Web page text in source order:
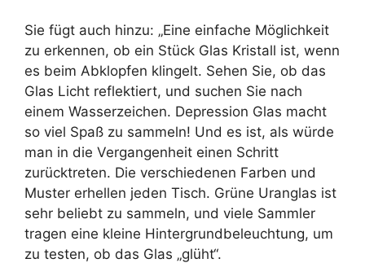
Sie fügt auch hinzu: „Eine einfache Möglichkeit
zu erkennen, ob ein Stück Glas Kristall ist, wenn
es beim Abklopfen klingelt. Sehen Sie, ob das
Glas Licht reflektiert, und suchen Sie nach
einem Wasserzeichen. Depression Glas macht
so viel Spaß zu sammeln! Und es ist, als würde
man in die Vergangenheit einen Schritt
zurücktreten. Die verschiedenen Farben und
Muster erhellen jeden Tisch. Grüne Uranglas ist
sehr beliebt zu sammeln, und viele Sammler
tragen eine kleine Hintergrundbeleuchtung, um
zu testen, ob das Glas „glüht“.